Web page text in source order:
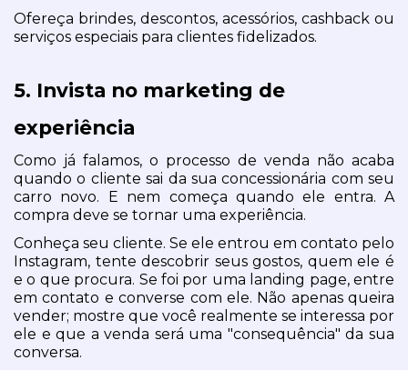
Ofereça brindes, descontos, acessórios, cashback ou
serviços especiais para clientes fidelizados.
5. Invista no marketing de
experiência
Como já falamos, o processo de venda não acaba
quando o cliente sai da sua concessionária com seu
carro novo. E nem começa quando ele entra. A
compra deve se tornar uma experiência.
Conheça seu cliente. Se ele entrou em contato pelo
Instagram, tente descobrir seus gostos, quem ele é
e o que procura. Se foi por uma landing page, entre
em contato e converse com ele. Não apenas queira
vender; mostre que você realmente se interessa por
ele e que a venda será uma "consequência" da sua
conversa.